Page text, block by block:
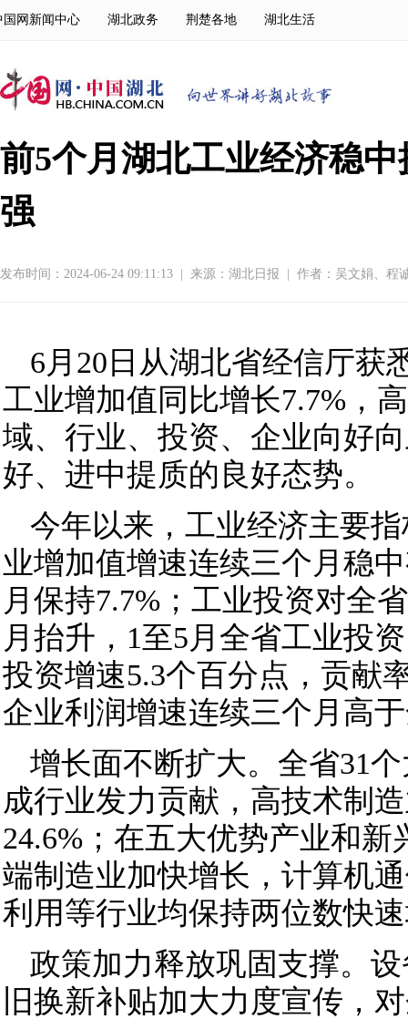
国网新闻中心 湖北政务 荆楚各地 湖北生活
前5个月湖北工业经济稳
强
发布时间：2024-06-24 09:11:13 来源： 湖北日报 作者：吴文娟、程
6月20日从湖北省经信厅获
工业增加值同比增长7.7%，
域、行业、投资、企业向好
好、进中提质的良好态势。
今年以来，工业经济主要
业增加值增速连续三个月稳
月保持7.7%；工业投资对全
月抬升，1至5月全省工业投
投资增速5.3个百分点，贡献
企业利润增速连续三个月高
增长面不断扩大。全省31
成行业发力贡献，高技术制
24.6%；在五大优势产业和
端制造业加快增长，计算机
利用等行业均保持两位数快
政策加力释放巩固支撑。
旧换新补贴加大力度宣传，